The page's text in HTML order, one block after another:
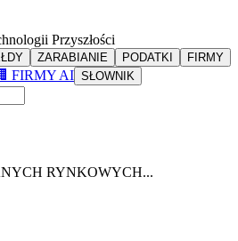
Przyszłości
ZARABIANIE PODATKI
FIRMY
FIRMY AI SŁOWNIK
RYNKOWYCH...